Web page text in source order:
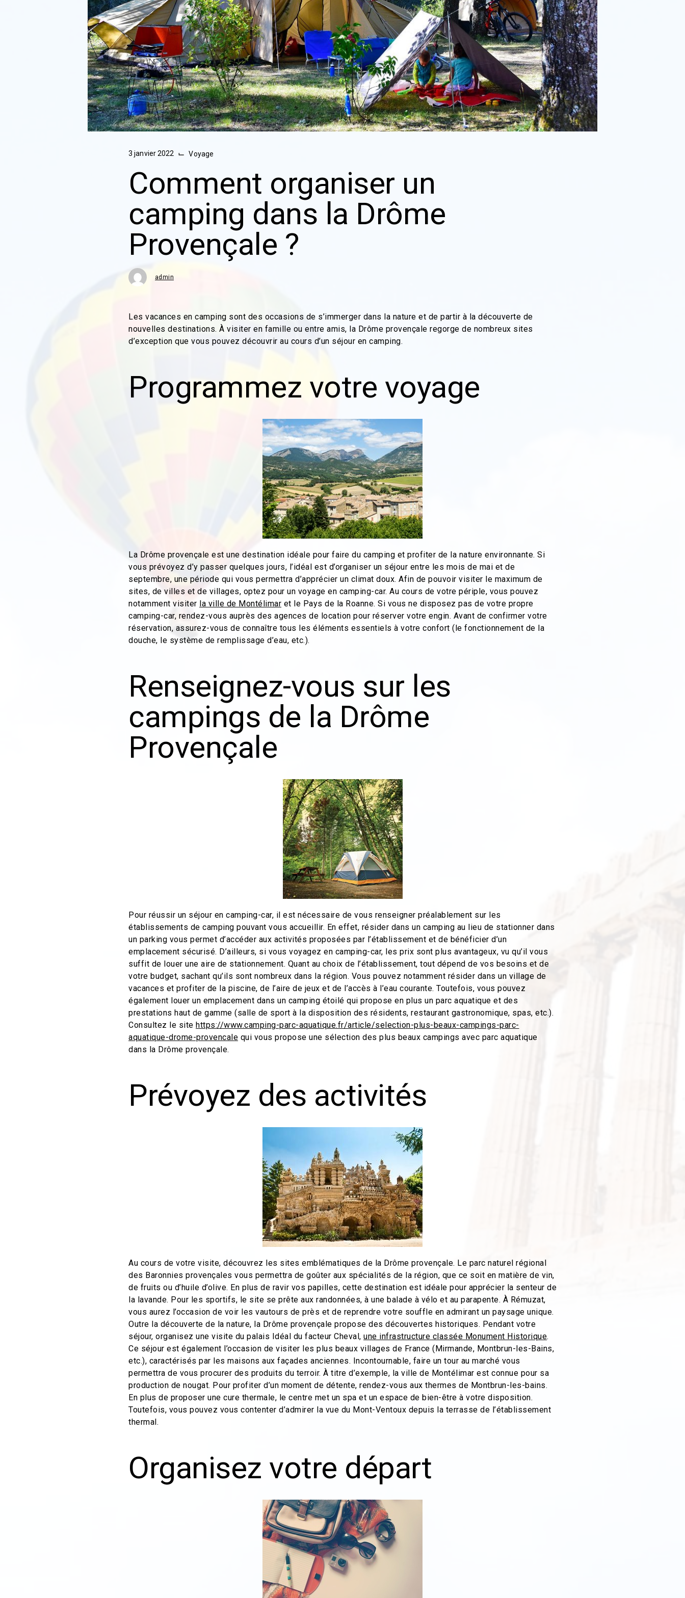
3 janvier 2022 ⌙ Voyage
Comment organiser un
camping dans la Drôme
Provençale ?
admin
Les vacances en camping sont des occasions de s’immerger dans la nature et de partir à la découverte de
nouvelles destinations. À visiter en famille ou entre amis, la Drôme provençale regorge de nombreux sites
d’exception que vous pouvez découvrir au cours d’un séjour en camping.
Programmez votre voyage
La Drôme provençale est une destination idéale pour faire du camping et profiter de la nature environnante. Si
vous prévoyez d’y passer quelques jours, l’idéal est d’organiser un séjour entre les mois de mai et de
septembre, une période qui vous permettra d’apprécier un climat doux. Afin de pouvoir visiter le maximum de
sites, de villes et de villages, optez pour un voyage en camping-car. Au cours de votre périple, vous pouvez
notamment visiter la ville de Montélimar et le Pays de la Roanne. Si vous ne disposez pas de votre propre
camping-car, rendez-vous auprès des agences de location pour réserver votre engin. Avant de confirmer votre
réservation, assurez-vous de connaître tous les éléments essentiels à votre confort (le fonctionnement de la
douche, le système de remplissage d’eau, etc.).
Renseignez-vous sur les
campings de la Drôme
Provençale
Pour réussir un séjour en camping-car, il est nécessaire de vous renseigner préalablement sur les
établissements de camping pouvant vous accueillir. En effet, résider dans un camping au lieu de stationner dans
un parking vous permet d’accéder aux activités proposées par l’établissement et de bénéficier d’un
emplacement sécurisé. D’ailleurs, si vous voyagez en camping-car, les prix sont plus avantageux, vu qu’il vous
suffit de louer une aire de stationnement. Quant au choix de l’établissement, tout dépend de vos besoins et de
votre budget, sachant qu’ils sont nombreux dans la région. Vous pouvez notamment résider dans un village de
vacances et profiter de la piscine, de l’aire de jeux et de l’accès à l’eau courante. Toutefois, vous pouvez
également louer un emplacement dans un camping étoilé qui propose en plus un parc aquatique et des
prestations haut de gamme (salle de sport à la disposition des résidents, restaurant gastronomique, spas, etc.).
Consultez le site https://www.camping-parc-aquatique.fr/article/selection-plus-beaux-campings-parc-
aquatique-drome-provencale qui vous propose une sélection des plus beaux campings avec parc aquatique
dans la Drôme provençale.
Prévoyez des activités
Au cours de votre visite, découvrez les sites emblématiques de la Drôme provençale. Le parc naturel régional
des Baronnies provençales vous permettra de goûter aux spécialités de la région, que ce soit en matière de vin,
de fruits ou d’huile d’olive. En plus de ravir vos papilles, cette destination est idéale pour apprécier la senteur de
la lavande. Pour les sportifs, le site se prête aux randonnées, à une balade à vélo et au parapente. À Rémuzat,
vous aurez l’occasion de voir les vautours de près et de reprendre votre souffle en admirant un paysage unique.
Outre la découverte de la nature, la Drôme provençale propose des découvertes historiques. Pendant votre
séjour, organisez une visite du palais Idéal du facteur Cheval, une infrastructure classée Monument Historique.
Ce séjour est également l’occasion de visiter les plus beaux villages de France (Mirmande, Montbrun-les-Bains,
etc.), caractérisés par les maisons aux façades anciennes. Incontournable, faire un tour au marché vous
permettra de vous procurer des produits du terroir. À titre d’exemple, la ville de Montélimar est connue pour sa
production de nougat. Pour profiter d’un moment de détente, rendez-vous aux thermes de Montbrun-les-bains.
En plus de proposer une cure thermale, le centre met un spa et un espace de bien-être à votre disposition.
Toutefois, vous pouvez vous contenter d’admirer la vue du Mont-Ventoux depuis la terrasse de l’établissement
thermal.
Organisez votre départ